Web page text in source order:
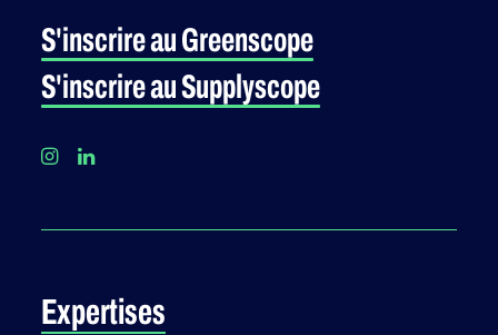
S'inscrire au Greenscope
S'inscrire au Supplyscope
Expertises